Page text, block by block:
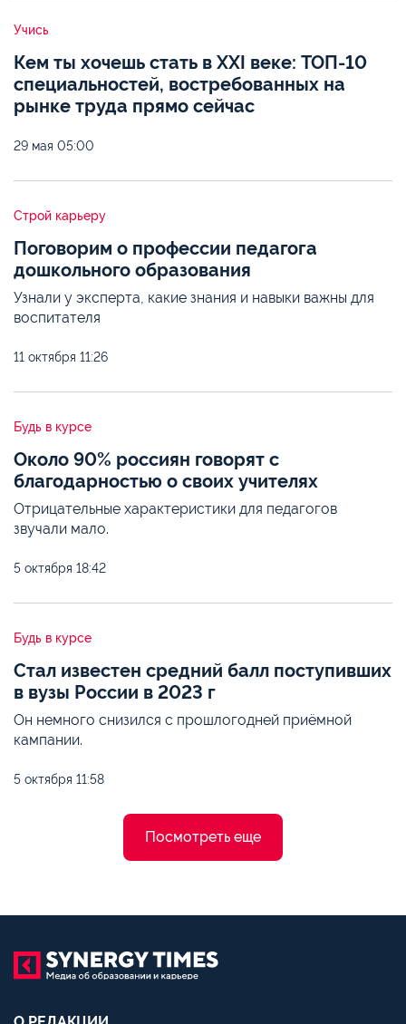
Учись
Кем ты хочешь стать в XXI веке: ТОП-10
специальностей, востребованных на
рынке труда прямо сейчас
29 мая 05:00
Строй карьеру
Поговорим о профессии педагога
дошкольного образования
Узнали у эксперта, какие знания и навыки важны для
воспитателя
11 октября 11:26
Будь в курсе
Около 90% россиян говорят с
благодарностью о своих учителях
Отрицательные характеристики для педагогов
звучали мало.
5 октября 18:42
Будь в курсе
Стал известен средний балл поступивших
в вузы России в 2023 г
Он немного снизился с прошлогодней приёмной
кампании.
5 октября 11:58
Посмотреть еще